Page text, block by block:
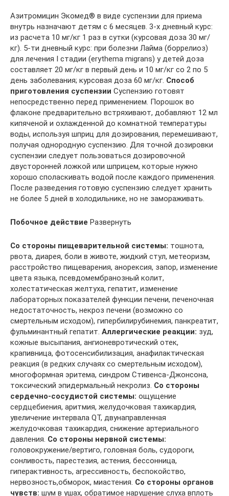
Азитромицин Экомед® в виде суспензии для приема
внутрь назначают детям с 6 месяцев. 3-х дневный курс:
из расчета 10 мг/кг 1 раз в сутки (курсовая доза 30 мг/
кг). 5-ти дневный курс: при болезни Лайма (боррелиоз)
для лечения I стадии (erythema migrans) у детей доза
составляет 20 мг/кг в первый день и 10 мг/кг со 2 по 5
день заболевания; курсовая доза 60 мг/кг. Способ
приготовления суспензии Суспензию готовят
непосредственно перед применением. Порошок во
флаконе предварительно встряхивают, добавляют 12 мл
кипяченой и охлажденной до комнатной температуры
воды, используя шприц для дозирования, перемешивают,
получая однородную суспензию. Для точной дозировки
суспензии следует пользоваться дозировочной
двусторонней ложкой или шприцем, которые нужно
хорошо споласкивать водой после каждого применения.
После разведения готовую суспензию следует хранить
не более 5 дней в холодильнике, но не замораживать.
Побочное действие Развернуть
Со стороны пищеварительной системы: тошнота,
рвота, диарея, боли в животе, жидкий стул, метеоризм,
расстройство пищеварения, анорексия, запор, изменение
цвета языка, псевдомембранозный колит,
холестатическая желтуха, гепатит, изменение
лабораторных показателей функции печени, печеночная
недостаточность, некроз печени (возможно со
смертельным исходом), гипербилирубинемия, панкреатит,
фульминантный гепатит. Аллергические реакции: зуд,
кожные высыпания, ангионевротический отек,
крапивница, фотосенсибилизация, анафилактическая
реакция (в редких случаях со смертельным исходом),
многоформная эритема, синдром Стивенса-Джонсона,
токсический эпидермальный некролиз. Со стороны
сердечно-сосудистой системы: ощущение
сердцебиения, аритмия, желудочковая тахикардия,
увеличение интервала QT, двунаправленная
желудочковая тахикардия, снижение артериального
давления. Со стороны нервной системы:
головокружение/вертиго, головная боль, судороги,
сонливость, парестезия, астения, бессонница,
гиперактивность, агрессивность, беспокойство,
нервозность,обморок, миастения. Со стороны органов
чувств: шум в ушах, обратимое нарушение слуха вплоть